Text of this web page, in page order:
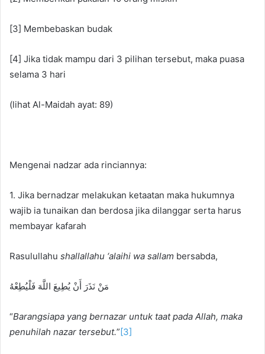
[3] Membebaskan budak
[4] Jika tidak mampu dari 3 pilihan tersebut, maka puasa
selama 3 hari
(lihat Al-Maidah ayat: 89)
Mengenai nadzar ada rinciannya:
1. Jika bernadzar melakukan ketaatan maka hukumnya
wajib ia tunaikan dan berdosa jika dilanggar serta harus
membayar kafarah
Rasulullahu shallallahu ‘alaihi wa sallam bersabda,
مَنْ نَذَرَ أَنْ يُطِيعَ اللَّهَ فَلْيُطِعْهُ
“Barangsiapa yang bernazar untuk taat pada Allah, maka
penuhilah nazar tersebut.” [3]